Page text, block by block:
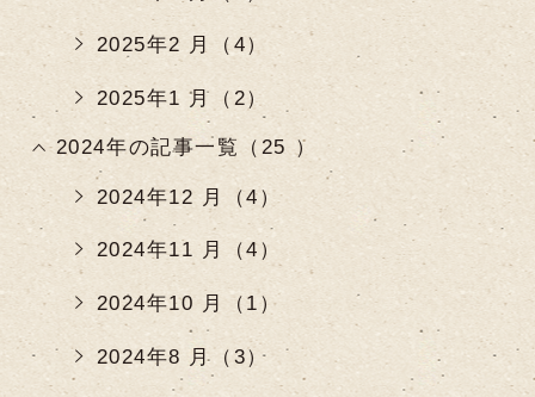
2025年2 月（4）
2025年1 月（2）
2024年の記事一覧（25 ）
2024年12 月（4）
2024年11 月（4）
2024年10 月（1）
2024年8 月（3）